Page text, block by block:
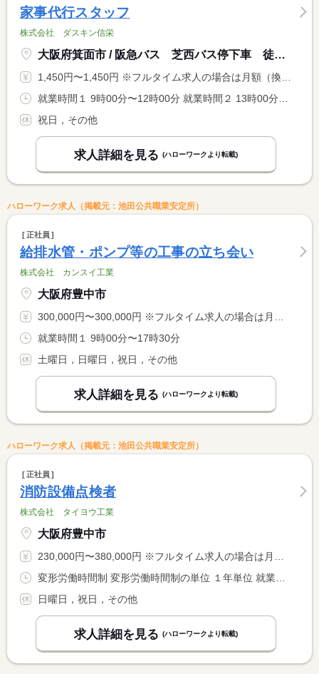
家事代行スタッフ
株式会社 ダスキン信栄
大阪府箕面市 / 阪急バス 芝西バス停下車 徒歩３分
1,450円〜1,450円 ※フルタイム求人の場合は月額（換算額）、パート求人の場合は時間額を表示しています。
祝日，その他
求人詳細を見る (ハローワークより転載)
ハローワーク求人（掲載元：池田公共職業安定所）
正社員
給排水管・ポンプ等の工事の立ち会い
株式会社 カンスイ工業
大阪府豊中市
300,000円〜300,000円 ※フルタイム求人の場合は月額（換算額）、パート求人の場合は時間額を表示しています。
就業時間１ 9時00分〜17時30分
土曜日，日曜日，祝日，その他
求人詳細を見る (ハローワークより転載)
ハローワーク求人（掲載元：池田公共職業安定所）
正社員
消防設備点検者
株式会社 タイヨウ工業
大阪府豊中市
230,000円〜380,000円 ※フルタイム求人の場合は月額（換算額）、パート求人の場合は時間額を表示しています。
日曜日，祝日，その他
求人詳細を見る (ハローワークより転載)